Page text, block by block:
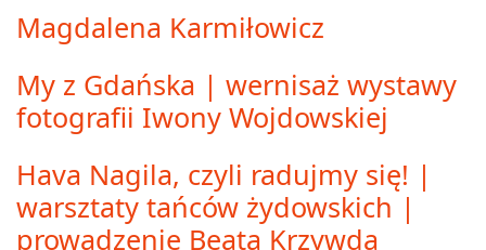
Magdalena Karmiłowicz
My z Gdańska | wernisaż wystawy
fotografii Iwony Wojdowskiej
Hava Nagila, czyli radujmy się! |
warsztaty tańców żydowskich |
prowadzenie Beata Krzywda